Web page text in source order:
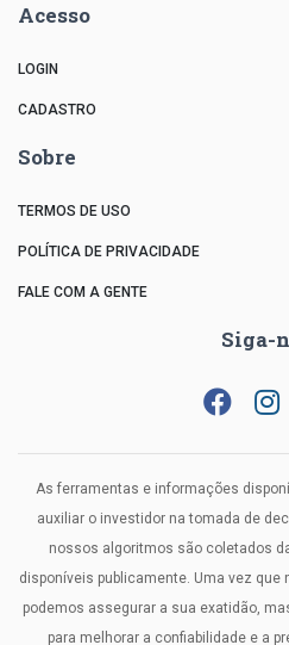
Acesso
LOGIN
CADASTRO
Sobre
TERMOS DE USO
POLÍTICA DE PRIVACIDADE
FALE COM A GENTE
Siga-
As ferramentas e informações
auxiliar o investidor na tomada de
nossos algoritmos são coletados
disponíveis publicamente. Uma vez
podemos assegurar a sua exatidão,
para melhorar a confiabilidade e a